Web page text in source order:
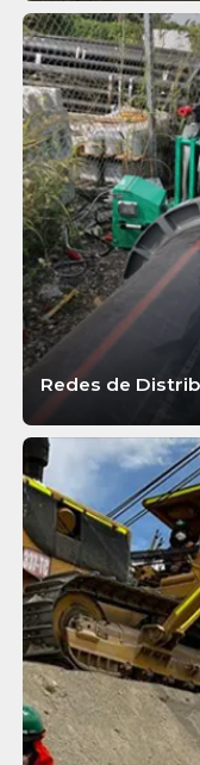
SABER MAIS
Redes de
SABER MAIS